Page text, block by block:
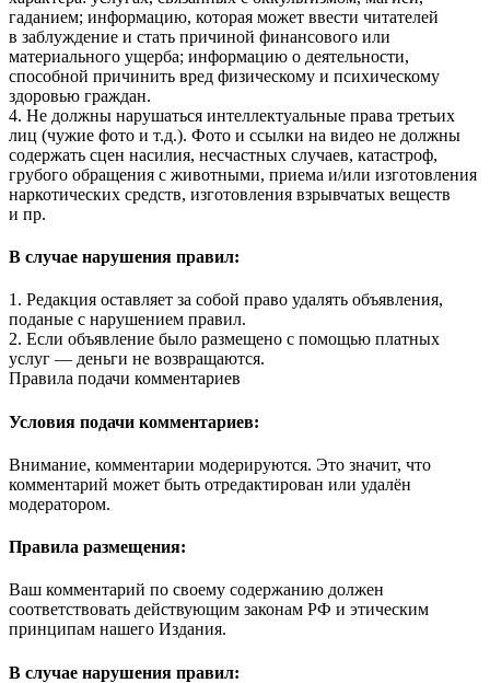
гаданием; информацию, которая может ввести читателей
в заблуждение и стать причиной финансового или
материального ущерба; информацию о деятельности,
способной причинить вред физическому и психическому
здоровью граждан.
4. Не должны нарушаться интеллектуальные права третьих
лиц (чужие фото и т.д.). Фото и ссылки на видео не должны
содержать сцен насилия, несчастных случаев, катастроф,
грубого обращения с животными, приема и/или изготовления
наркотических средств, изготовления взрывчатых веществ
и пр.
В случае нарушения правил:
1. Редакция оставляет за собой право удалять объявления,
поданые с нарушением правил.
2. Если объявление было размещено с помощью платных
услуг — деньги не возвращаются.
Правила подачи комментариев
Условия подачи комментариев:
Внимание, комментарии модерируются. Это значит, что
комментарий может быть отредактирован или удалён
модератором.
Правила размещения:
Ваш комментарий по своему содержанию должен
соответствовать действующим законам РФ и этическим
принципам нашего Издания.
В случае нарушения правил: